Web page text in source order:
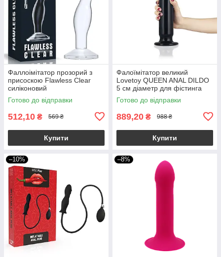
Фаллоімітатор прозорий з
присоскою Flawless Clear
силіконовий
Готово до відправки
512,10 ₴ 569 ₴
Купити
Фалоїмітатор великий
Lovetoy QUEEN ANAL DILDO
5 см діаметр для фістинга
Готово до відправки
889,20 ₴ 988 ₴
Купити
–10% –8%